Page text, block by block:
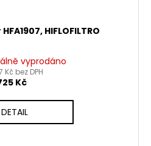
HIFLOFILTRO
vyprodáno
Kč bez DPH
Kč
DETAIL